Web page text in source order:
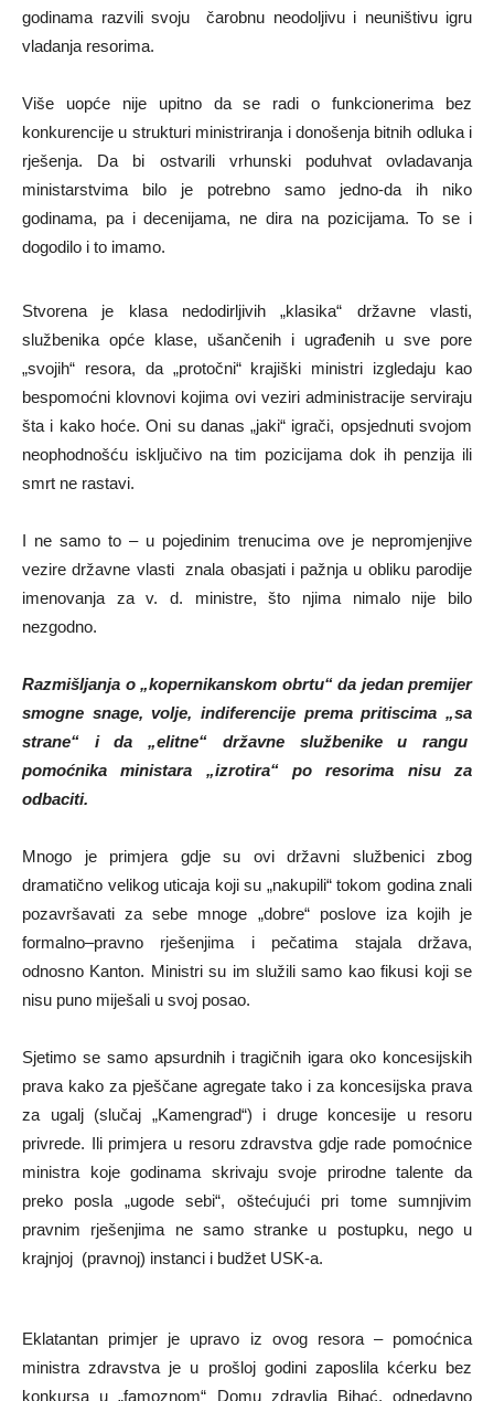
godinama razvili svoju čarobnu neodoljivu i neuništivu igru
vladanja resorima.
Više uopće nije upitno da se radi o funkcionerima bez
konkurencije u strukturi ministriranja i donošenja bitnih odluka i
rješenja. Da bi ostvarili vrhunski poduhvat ovladavanja
ministarstvima bilo je potrebno samo jedno-da ih niko
godinama, pa i decenijama, ne dira na pozicijama. To se i
dogodilo i to imamo.
Stvorena je klasa nedodirljivih „klasika“ državne vlasti,
službenika opće klase, ušančenih i ugrađenih u sve pore
„svojih“ resora, da „protočni“ krajiški ministri izgledaju kao
bespomoćni klovnovi kojima ovi veziri administracije serviraju
šta i kako hoće. Oni su danas „jaki“ igrači, opsjednuti svojom
neophodnošću isključivo na tim pozicijama dok ih penzija ili
smrt ne rastavi.
I ne samo to – u pojedinim trenucima ove je nepromjenjive
vezire državne vlasti znala obasjati i pažnja u obliku parodije
imenovanja za v. d. ministre, što njima nimalo nije bilo
nezgodno.
Razmišljanja o „kopernikanskom obrtu“ da jedan premijer
smogne snage, volje, indiferencije prema pritiscima „sa
strane“ i da „elitne“ državne službenike u rangu
pomoćnika ministara „izrotira“ po resorima nisu za
odbaciti.
Mnogo je primjera gdje su ovi državni službenici zbog
dramatično velikog uticaja koji su „nakupili“ tokom godina znali
pozavršavati za sebe mnoge „dobre“ poslove iza kojih je
formalno–pravno rješenjima i pečatima stajala država,
odnosno Kanton. Ministri su im služili samo kao fikusi koji se
nisu puno miješali u svoj posao.
Sjetimo se samo apsurdnih i tragičnih igara oko koncesijskih
prava kako za pješčane agregate tako i za koncesijska prava
za ugalj (slučaj „Kamengrad“) i druge koncesije u resoru
privrede. Ili primjera u resoru zdravstva gdje rade pomoćnice
ministra koje godinama skrivaju svoje prirodne talente da
preko posla „ugode sebi“, oštećujući pri tome sumnjivim
pravnim rješenjima ne samo stranke u postupku, nego u
krajnjoj (pravnoj) instanci i budžet USK-a.
Eklatantan primjer je upravo iz ovog resora – pomoćnica
ministra zdravstva je u prošloj godini zaposlila kćerku bez
konkursa u „famoznom“ Domu zdravlja Bihać, odnedavno